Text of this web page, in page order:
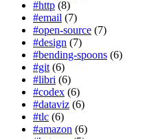
#http (8)
#email (7)
#open-source (7)
#design (7)
#bending-spoons (6)
#git (6)
#libri (6)
#codex (6)
#dataviz (6)
#tlc (6)
#amazon (6)